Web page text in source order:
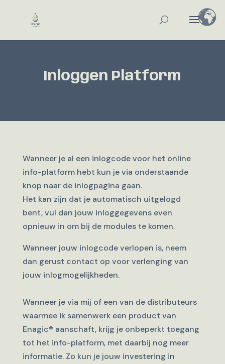
Inloggen Platform
Wanneer je al een inlogcode voor het online
info-platform hebt kun je via onderstaande
knop naar de inlogpagina gaan.
Het kan zijn dat je automatisch uitgelogd
bent, vul dan jouw inloggegevens even
opnieuw in om bij de modules te komen.
Wanneer jouw inlogcode verlopen is, neem
dan gerust contact op voor verlenging van
jouw inlogmogelijkheden.
Wanneer je via mij of een van de distributeurs
waarmee ik samenwerk een product van
Enagic® aanschaft, krijg je onbeperkt toegang
tot het info-platform, met daarbij nog meer
informatie. Zo kun je jouw investering in